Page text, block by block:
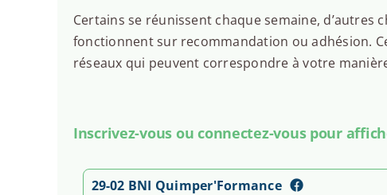
Certains se réunissent chaque semaine, d’autres
fonctionnent sur recommandation ou adhésion.
réseaux qui peuvent correspondre à votre
Inscrivez-vous ou connectez-vous pour
29-02 BNI Quimper'Formance